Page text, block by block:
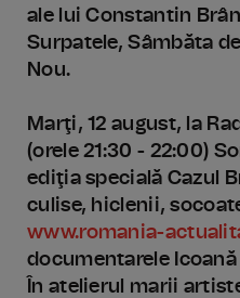
ale lui Constantin
Surpatele, Sâmbăta
Nou.
Marţi, 12 august, la
(orele 21:30 - 22:00)
ediţia specială Cazul
culise, hiclenii,
www.romania-
documentarele
În atelierul marii